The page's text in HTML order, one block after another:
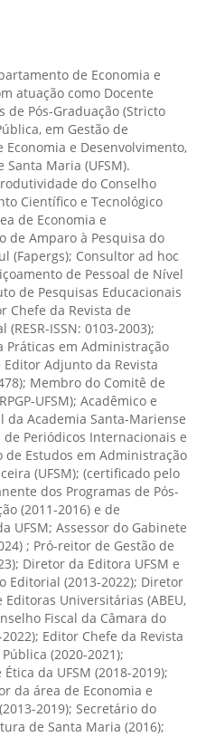
de Economia e
atuação como Docente
de Pós-Graduação (Stricto
em Gestão de
Economia e Desenvolvimento,
Maria (UFSM).
do Conselho
Científico e Tecnológico
de Economia e
de Amparo à Pesquisa do
(Fapergs); Consultor ad hoc
de Pessoal de Nível
de Pesquisas Educacionais
Chefe da Revista de
ISSN: 0103-2003);
Práticas em Administração
Editor Adjunto da Revista
Membro do Comitê de
UFSM); Acadêmico e
da Academia Santa-Mariense
de Periódicos Internacionais e
de Estudos em Administração
(UFSM); (certificado pelo
dos Programas de Pós-
(2011-2016) e de
UFSM; Assessor do Gabinete
; Pró-reitor de Gestão de
Diretor da Editora UFSM e
Editorial (2013-2022); Diretor
Universitárias (ABEU,
Fiscal da Câmara do
Editor Chefe da Revista
(2020-2021);
da UFSM (2018-2019);
da área de Economia e
2019); Secretário do
de Santa Maria (2016);